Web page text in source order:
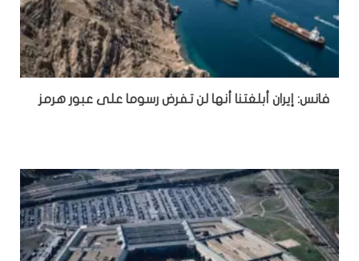
فانس: إيران أبلغتنا أنها لن تفرض رسوما على عبور هرمز